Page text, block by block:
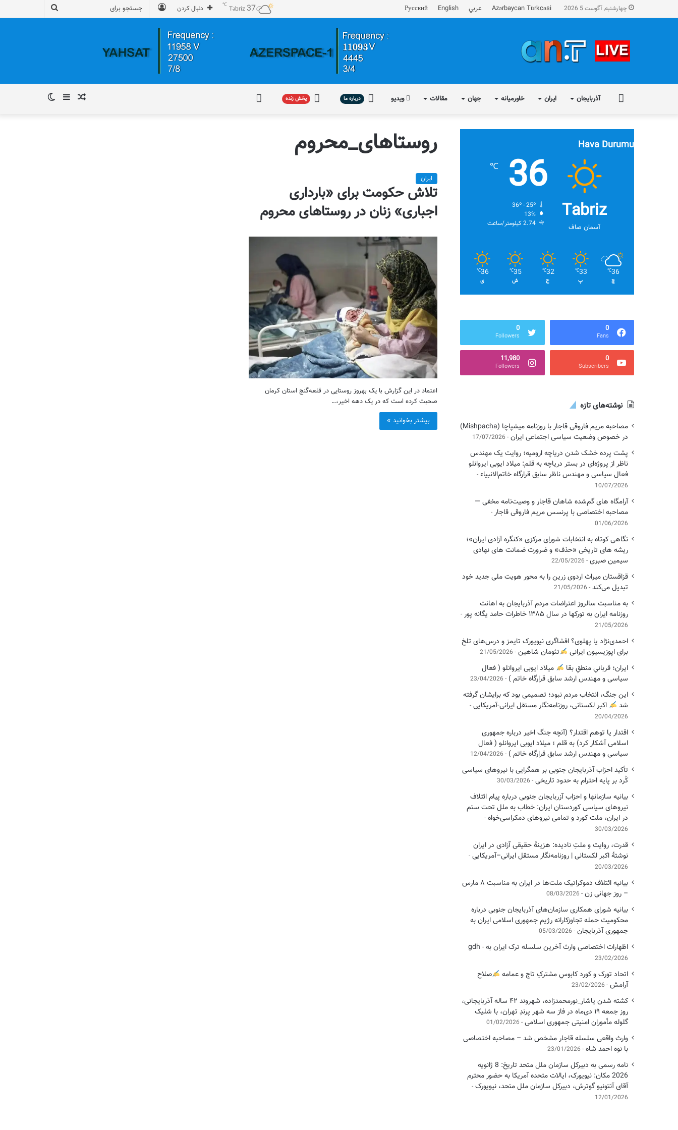
چهارشنبه, آگوست 5 2026 Azərbaycan Türkcəsi عربي English
Русский دنبال کردن Təbriz37
℃
آذربایجان ایران خاورمیانه جهان مقالات ویدیو درباره
درباره ما پخش
پخش زنده سایدبار نوشته
روستاهای_محروم
ایران
تلاش حکومت برای «بارداری
اجباری» زنان در روستاهای محروم
اعتماد در این گزارش با یک بهروز روستایی در قلعه‌گنج استان کرمان
صحبت کرده است که در یک دهه اخیر،…
بیشتر بخوانید »
Hava Durumu
Tabriz
آسمان صاف
36
℃
13%
2.74 کیلومتر/ساعت
36
℃
چ
33
℃
پ
32
℃
ج
35
℃
ش
36
℃
ی
0
Fans
0
Followers
0
Subscribers
11,980
Followers
نوشته‌های تازه
مصاحبه مریم فاروقی قاجار با روزنامه میشپاچا (Mishpacha)
در خصوص وضعیت سیاسی اجتماعی ایران 17/07/2026
پشت پرده خشک شدن دریاچه ارومیه؛ روایت یک مهندس
ناظر از پروژه‌ای در بستر دریاچه به قلم: میلاد ایوبی ایروانلو
فعال سیاسی و مهندس ناظر سابق قرارگاه خاتم‌الانبیاء
10/07/2026
آرامگاه های گم‌شده شاهان قاجار و وصیت‌نامه مخفی —
مصاحبه اختصاصی با پرنسس مریم فاروقی قاجار
01/06/2026
نگاهی کوتاه به انتخابات شورای مرکزی «کنگره آزادی ایران»؛
ریشه های تاریخی «حذف» و ضرورت ضمانت های نهادی
سیمین صبری 22/05/2026
قزاقستان میراث اردوی زرین را به محور هویت ملی جدید خود
تبدیل می‌کند 21/05/2026
به مناسبت سالروز اعتراضات مردم آذربایجان به اهانت
روزنامه ایران به تورکها در سال ۱۳۸۵ خاطرات حامد یگانه پور
21/05/2026
احمدی‌نژاد یا پهلوی؟ افشاگری نیویورک تایمز و درس‌های تلخ
برای اپوزیسیون ایرانی
تئومان شاهین 21/05/2026
ایران؛ قربانیِ منطقِ بقا
میلاد ایوبی ایروانلو ( فعال
سیاسی ‌و مهندس ارشد سابق قرارگاه خاتم ) 23/04/2026
این جنگ، انتخاب مردم نبود؛ تصمیمی بود که برایشان گرفته
شد
اکبر لکستانی، روزنامه‌نگار مستقل ایرانی-آمریکایی
20/04/2026
اقتدار یا توهم اقتدار؟ (آنچه جنگ اخیر درباره جمهوری
اسلامی آشکار کرد) به قلم ؛ میلاد ایوبی ایروانلو ( فعال
سیاسی و مهندس ارشد سابق قرارگاه خاتم ) 12/04/2026
تأکید احزاب آذربایجان جنوبی بر همگرایی با نیروهای سیاسی
کُرد بر پایه احترام به حدود تاریخی 30/03/2026
بیانیه سازمانها و احزاب آزربایجان جنوبی درباره پیام ائتلاف
نیروهای سیاسی کوردستان ایران: خطاب به ملل تحت ستم
در ایران، ملت کورد و تمامی نیروهای دمکراسی‌خواه
30/03/2026
قدرت، روایت و ملتِ نادیده: هزینهٔ حقیقی آزادی در ایران
نوشتهٔ اکبر لکستانی | روزنامه‌نگار مستقل ایرانی–آمریکایی
20/03/2026
بیانیه ائتلاف دموکراتیک ملت‌ها در ایران به مناسبت ۸ مارس
– روز جهانی زن 08/03/2026
بیانیه شورای همکاری سازمان‌های آذربایجان جنوبی درباره
محکومیت حمله تجاوزکارانه رژیم جمهوری اسلامی ایران به
جمهوری آذربایجان 05/03/2026
اظهارات اختصاصی وارث آخرین سلسله ترک ایران به gdh
23/02/2026
اتحاد تورک و کورد کابوسِ مشترکِ تاج و عمامه
​صلاح
آرامش 23/02/2026
کشته شدن یاشار_نورمحمدزاده، شهروند ۴۲ ساله آذربایجانی،
روز جمعه ۱۹ دی‌ماه در فاز سه شهر پرندِ تهران، با شلیک
گلوله مأموران امنیتی جمهوری اسلامی 01/02/2026
وارث واقعی سلسله قاجار مشخص شد – مصاحبه اختصاصی
با نوه احمد شاه 23/01/2026
نامه رسمی به دبیرکل سازمان ملل متحد تاریخ: 8 ژانویه
2026 مکان: نیویورک، ایالات متحده آمریکا به حضور محترم
آقای آنتونیو گوترش، دبیرکل سازمان ملل متحد، نیویورک
12/01/2026